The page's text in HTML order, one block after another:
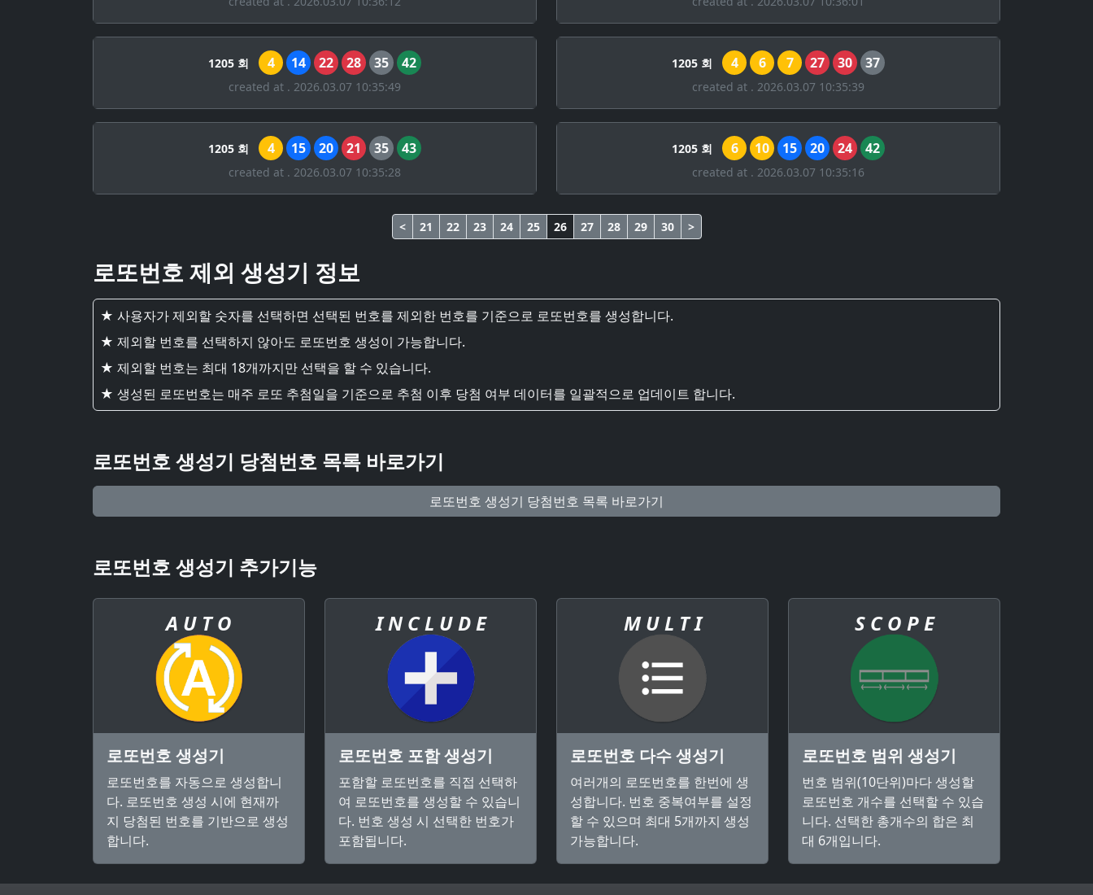
1205 회 4 14 22 28 35 42
created at . 2026.03.07 10:35:49
1205 회 4 6 7 27 30 37
created at . 2026.03.07 10:35:39
1205 회 4 15 20 21 35 43
created at . 2026.03.07 10:35:28
1205 회 6 10 15 20 24 42
created at . 2026.03.07 10:35:16
< 21 22 23 24 25 26 27 28 29 30 >
로또번호 제외 생성기 정보
★ 사용자가 제외할 숫자를 선택하면 선택된 번호를 제외한 번호를 기준으로 로또번호를 생성합니다.
★ 제외할 번호를 선택하지 않아도 로또번호 생성이 가능합니다.
★ 제외할 번호는 최대 18개까지만 선택을 할 수 있습니다.
★ 생성된 로또번호는 매주 로또 추첨일을 기준으로 추첨 이후 당첨 여부 데이터를 일괄적으로 업데이트 합니다.
로또번호 생성기 당첨번호 목록 바로가기
로또번호 생성기 당첨번호 목록 바로가기
로또번호 생성기 추가기능
A U T O
로또번호 생성기
로또번호를 자동으로 생성합니
다. 로또번호 생성 시에 현재까
지 당첨된 번호를 기반으로 생성
합니다.
I N C L U D E
로또번호 포함 생성기
포함할 로또번호를 직접 선택하
여 로또번호를 생성할 수 있습니
다. 번호 생성 시 선택한 번호가
포함됩니다.
M U L T I
로또번호 다수 생성기
여러개의 로또번호를 한번에 생
성합니다. 번호 중복여부를 설정
할 수 있으며 최대 5개까지 생성
가능합니다.
S C O P E
로또번호 범위 생성기
번호 범위(10단위)마다 생성할
로또번호 개수를 선택할 수 있습
니다. 선택한 총개수의 합은 최
대 6개입니다.